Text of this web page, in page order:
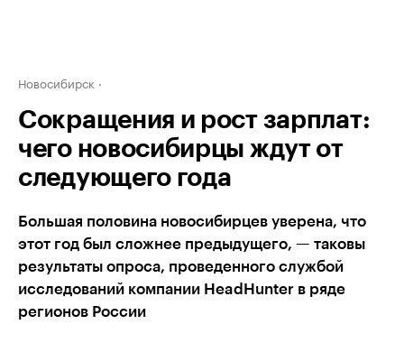
Новосибирск
Сокращения и рост зарплат:
чего новосибирцы ждут от
следующего года
Большая половина новосибирцев уверена, что
этот год был сложнее предыдущего, — таковы
результаты опроса, проведенного службой
исследований компании HeadHunter в ряде
регионов России